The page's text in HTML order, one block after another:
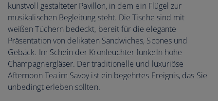
kunstvoll gestalteter Pavillon, in dem ein Flügel zur
musikalischen Begleitung steht. Die Tische sind mit
weißen Tüchern bedeckt, bereit für die elegante
Präsentation von delikaten Sandwiches, Scones und
Gebäck. Im Schein der Kronleuchter funkeln hohe
Champagnergläser. Der traditionelle und luxuriöse
Afternoon Tea im Savoy ist ein begehrtes Ereignis, das Sie
unbedingt erleben sollten.